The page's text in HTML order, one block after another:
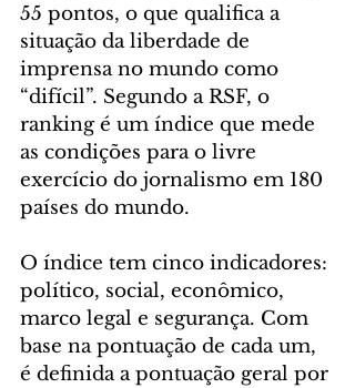
55 pontos, o que qualifica a
situação da liberdade de
imprensa no mundo como
“difícil”. Segundo a RSF, o
ranking é um índice que mede
as condições para o livre
exercício do jornalismo em 180
países do mundo.
O índice tem cinco indicadores:
político, social, econômico,
marco legal e segurança. Com
base na pontuação de cada um,
é definida a pontuação geral por